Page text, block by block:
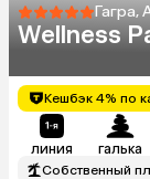
Гагра,
Wellness
Кешбэк 4% по
линия галька
Собственный